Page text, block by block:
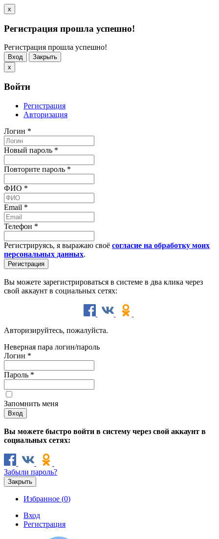
x
Регистрация прошла успешно!
Регистрация прошла успешно!
Вход
Закрыть
x
Войти
Регистрация
Авторизация
Логин *
Новый пароль *
Повторите пароль *
ФИО *
Email *
Телефон *
Регистрируясь, я выражаю своё согласие на обработку моих
персональных данных.
Вы можете зарегистрироваться в системе в два клика через
свой аккаунт в социальных сетях:
Авторизируйтесь, пожалуйста.
Неверная пара логин/пароль
Логин *
Пароль *
Запомнить меня
Вы можете быстро войти в систему через свой аккаунт в
социальных сетях:
Забыли пароль?
Закрыть
Избранное (0)
Вход
Регистрация